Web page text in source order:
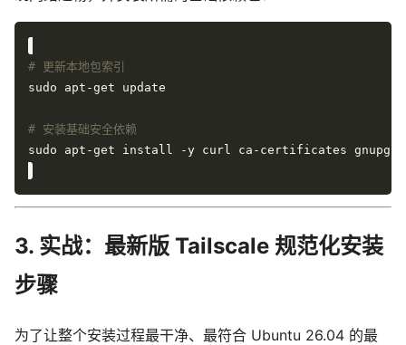
# 更新本地包索引
# 安装基础安全依赖
3. 实战：最新版 Tailscale 规范化安装
步骤
为了让整个安装过程最干净、最符合 Ubuntu 26.04 的最